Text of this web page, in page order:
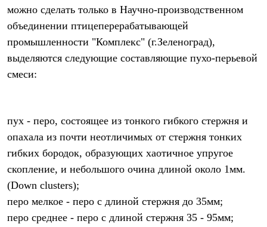
Детская одежда
Утепленная пухом
Куртки
Брюки
Футболки
Толстовки
Брюки
Софтшелл одежда
Куртки
Флисовая одежда
Брюки
Жилеты
можно сделать только в Научно-производственном
объединении птицеперерабатывающей
промышленности "Комплекс" (г.Зеленоград),
выделяются следующие составляющие пухо-перьевой
смеси:
пух - перо, состоящее из тонкого гибкого стержня и
опахала из почти неотличимых от стержня тонких
гибких бородок, образующих хаотичное упругое
скопление, и небольшого очина длиной около 1мм.
(Down clusters);
перо мелкое - перо с длиной стержня до 35мм;
перо среднее - перо с длиной стержня 35 - 95мм;